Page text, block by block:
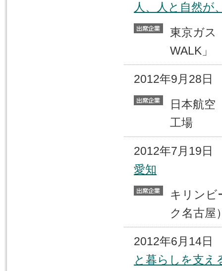
人、人と自然
東京ガ
WALK」
2012年9月28
日本航
工場
2012年7月19
愛知
キリン
ク名古屋
2012年6月14
と暮らしを支